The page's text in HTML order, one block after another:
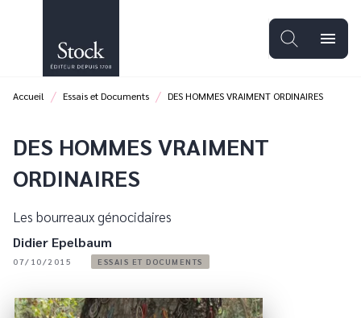
PIED DE PAGE
menu
Accueil / Essais et Documents / DES HOMMES VRAIMENT ORDINAIRES
DES HOMMES VRAIMENT
ORDINAIRES
Les bourreaux génocidaires
Didier Epelbaum
07/10/2015 ESSAIS ET DOCUMENTS